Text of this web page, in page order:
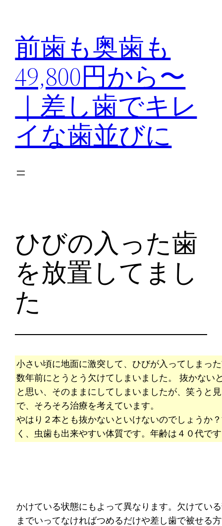
前歯も奥歯も
49,800円から〜
｜差し歯でキレ
イな歯並びに
ひびの入った歯
を放置してまし
た
小さい頃に地面に激突して、ひびが入ってしまっ
数年前にとうとう欠けてしまいました。 抜かない
と思い、そのままにしてしまいましたが、笑うと
で、そろそろ治療を考えています。
やはり２本とも抜かないといけないのでしょうか
く、虫歯も出来やすい体質です。年齢は４０代で
かけている状態にもよって異なります。欠けてい
までいってなければつめるだけや差し歯で被せる